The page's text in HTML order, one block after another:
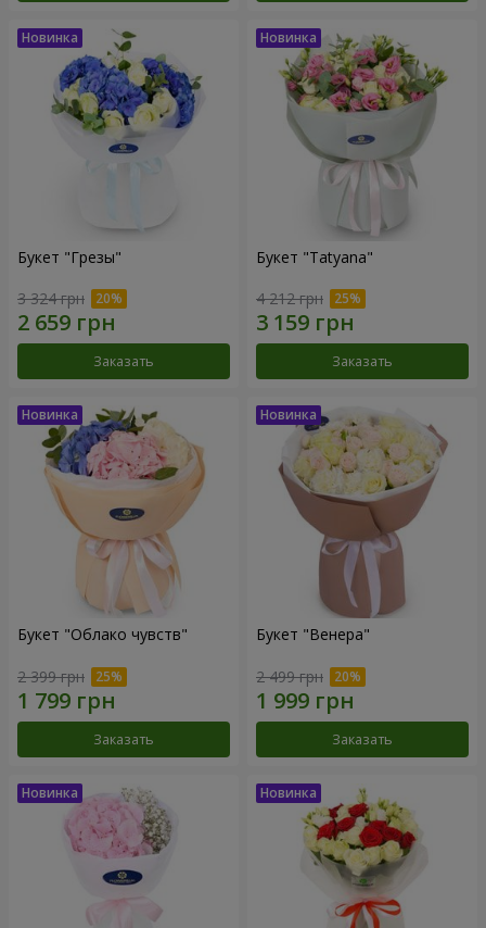
Букет "Грезы"
3 324 грн
Заказать
Букет "Tatyana"
4 212 грн
Заказать
Букет "Облако чувств"
2 399 грн
Заказать
Букет "Венера"
2 499 грн
Заказать